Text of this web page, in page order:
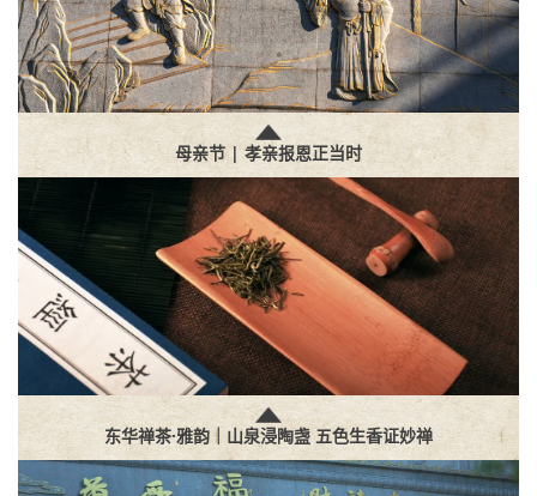
母亲节 | 孝亲报恩正当时
东华禅茶·雅韵｜山泉浸陶盏 五色生香证妙禅